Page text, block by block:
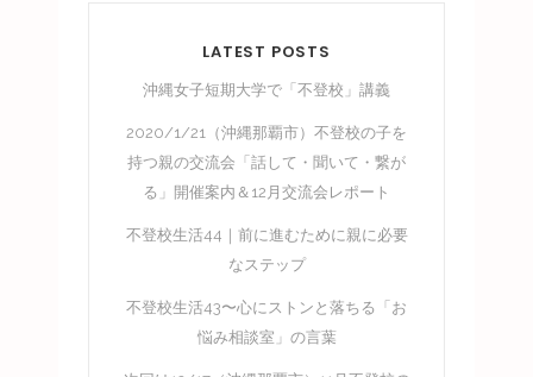
LATEST POSTS
沖縄女子短期大学で「不登校」講義
2020/1/21（沖縄那覇市）不登校の子を
持つ親の交流会「話して・聞いて・繋が
る」開催案内＆12月交流会レポート
不登校生活44｜前に進むために親に必要
なステップ
不登校生活43〜心にストンと落ちる「お
悩み相談室」の言葉